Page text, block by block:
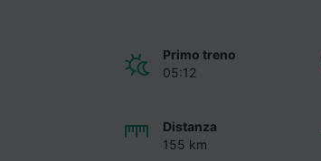
Primo treno
05:12
Distanza
155 km